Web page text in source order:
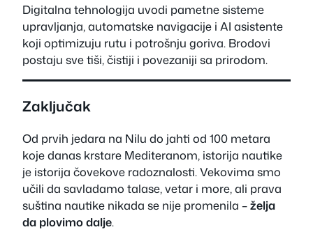
Digitalna tehnologija uvodi pametne sisteme
upravljanja, automatske navigacije i AI asistente
koji optimizuju rutu i potrošnju goriva. Brodovi
postaju sve tiši, čistiji i povezaniji sa prirodom.
Zaključak
Od prvih jedara na Nilu do jahti od 100 metara
koje danas krstare Mediteranom, istorija nautike
je istorija čovekove radoznalosti. Vekovima smo
učili da savladamo talase, vetar i more, ali prava
suština nautike nikada se nije promenila –želja
da plovimo dalje.